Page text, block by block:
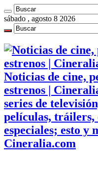
sábado , agosto 8 2026
Noticias de cine,
estrenos |
series de
películas, tráilers,
especiales; esto y
Cineralia.com